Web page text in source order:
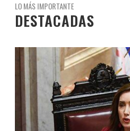
LO MÁS IMPORTANTE
DESTACADAS